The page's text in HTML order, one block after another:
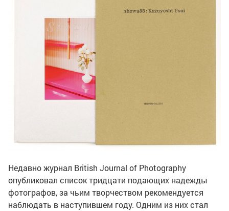
Недавно журнал British Journal of Photography
опубликовал список тридцати подающих надежды
фотографов, за чьим творчеством рекомендуется
наблюдать в наступившем году. Одним из них стал